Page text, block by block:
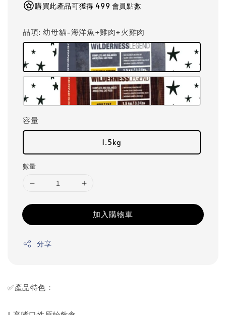
購買此產品可獲得 499 會員點數
品項: 幼母貓-海洋魚+雞肉+火雞肉
容量
1.5kg
數量
加入購物車
分享
✅產品特色：